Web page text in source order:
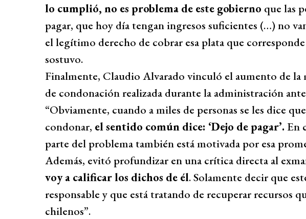
lo cumplió, no es problema de este gobierno que las
pagar, que hoy día tengan ingresos suficientes (…) no
el legítimo derecho de cobrar esa plata que
sostuvo.
Finalmente, Claudio Alvarado vinculó el aumento de la
de condonación realizada durante la administración
“Obviamente, cuando a miles de personas se les dice
condonar, el sentido común dice: ‘Dejo de pagar’. En
parte del problema también está motivada por esa
Además, evitó profundizar en una crítica directa al
voy a calificar los dichos de él. Solamente decir que
responsable y que está tratando de recuperar recursos
chilenos”.